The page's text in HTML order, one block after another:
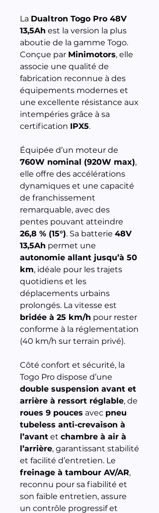
La Dualtron Togo Pro 48V
13,5Ah est la version la plus
aboutie de la gamme Togo.
Conçue par Minimotors, elle
associe une qualité de
fabrication reconnue à des
équipements modernes et
une excellente résistance aux
intempéries grâce à sa
certification IPX5.
Équipée d’un moteur de
760W nominal (920W max),
elle offre des accélérations
dynamiques et une capacité
de franchissement
remarquable, avec des
pentes pouvant atteindre
26,8 % (15°). Sa batterie 48V
13,5Ah permet une
autonomie allant jusqu’à 50
km, idéale pour les trajets
quotidiens et les
déplacements urbains
prolongés. La vitesse est
bridée à 25 km/h pour rester
conforme à la réglementation
(40 km/h sur terrain privé).
Côté confort et sécurité, la
Togo Pro dispose d’une
double suspension avant et
arrière à ressort réglable, de
roues 9 pouces avec pneu
tubeless anti-crevaison à
l’avant et chambre à air à
l’arrière, garantissant stabilité
et facilité d’entretien. Le
freinage à tambour AV/AR,
reconnu pour sa fiabilité et
son faible entretien, assure
un contrôle progressif et